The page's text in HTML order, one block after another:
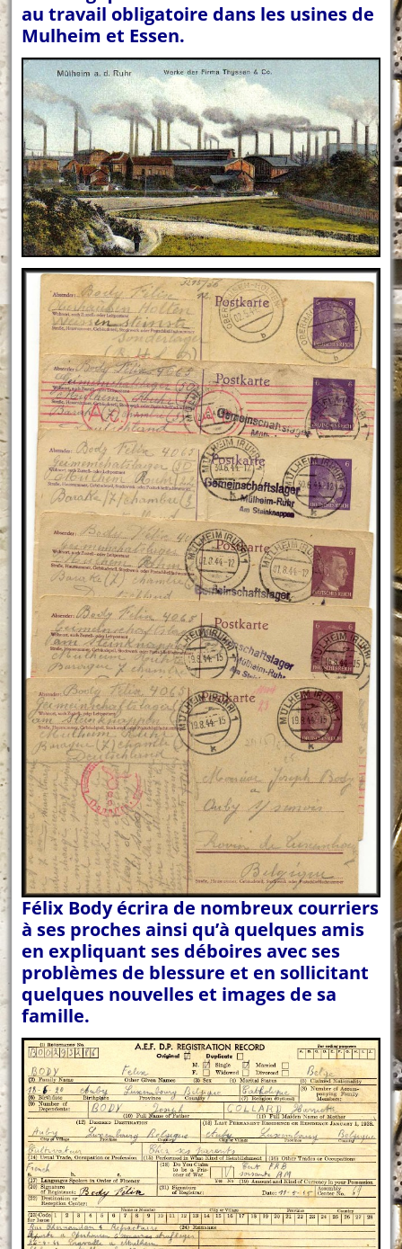
au travail obligatoire dans les usines de
Mulheim et Essen.
Félix Body écrira de nombreux courriers
à ses proches ainsi qu’à quelques amis
en expliquant ses déboires avec ses
problèmes de blessure et en sollicitant
quelques nouvelles et images de sa
famille.